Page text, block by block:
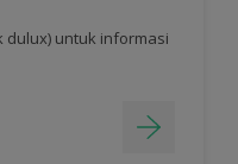
dulux) untuk informasi